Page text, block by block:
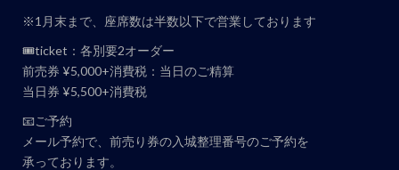
※1月末まで、座席数は半数以下で営業しております
🎟ticket：各別要2オーダー
前売券 ¥5,000+消費税：当日のご精算
当日券 ¥5,500+消費税
📧ご予約
メール予約で、前売り券の入城整理番号のご予約を
承っております。